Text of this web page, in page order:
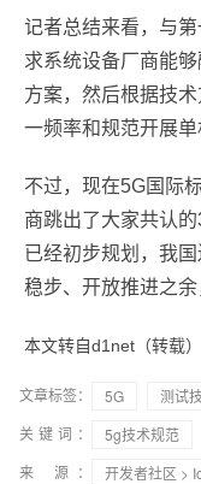
记者总结来看，与
求系统设备厂商能
方案，然后根据技
一频率和规范开展单
不过，现在5G国际
商跳出了大家共认
已经初步规划，我
稳步、开放推进之余
本文转自d1net（转载）
文章标签： 5G 测试
关键词：
5g技术规范
来 源：
开发者社区 >